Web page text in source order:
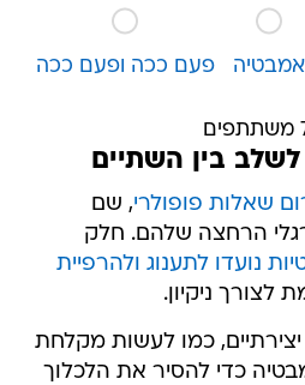
אמבטיה פעם ככה ופעם ככה
בין השתיים
שאלות פופולרי, שם
הרחצה שלהם. חלק
נועדו לתענוג ולהרפיית
לצורך ניקיון.
כמו לעשות מקלחת
כדי להסיר את הלכלוך